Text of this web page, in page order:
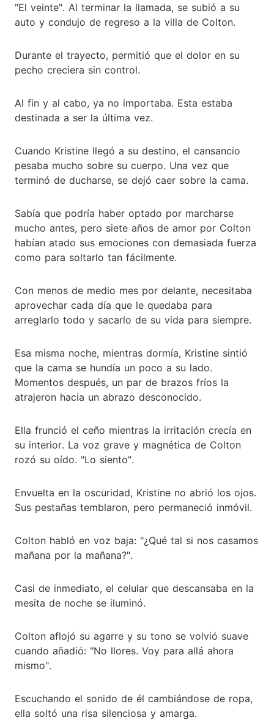
"El veinte". Al terminar la llamada, se subió a su
auto y condujo de regreso a la villa de Colton.
Durante el trayecto, permitió que el dolor en su
pecho creciera sin control.
Al fin y al cabo, ya no importaba. Esta estaba
destinada a ser la última vez.
Cuando Kristine llegó a su destino, el cansancio
pesaba mucho sobre su cuerpo. Una vez que
terminó de ducharse, se dejó caer sobre la cama.
Sabía que podría haber optado por marcharse
mucho antes, pero siete años de amor por Colton
habían atado sus emociones con demasiada fuerza
como para soltarlo tan fácilmente.
Con menos de medio mes por delante, necesitaba
aprovechar cada día que le quedaba para
arreglarlo todo y sacarlo de su vida para siempre.
Esa misma noche, mientras dormía, Kristine sintió
que la cama se hundía un poco a su lado.
Momentos después, un par de brazos fríos la
atrajeron hacia un abrazo desconocido.
Ella frunció el ceño mientras la irritación crecía en
su interior. La voz grave y magnética de Colton
rozó su oído. "Lo siento".
Envuelta en la oscuridad, Kristine no abrió los ojos.
Sus pestañas temblaron, pero permaneció inmóvil.
Colton habló en voz baja: "¿Qué tal si nos casamos
mañana por la mañana?".
Casi de inmediato, el celular que descansaba en la
mesita de noche se iluminó.
Colton aflojó su agarre y su tono se volvió suave
cuando añadió: "No llores. Voy para allá ahora
mismo".
Escuchando el sonido de él cambiándose de ropa,
ella soltó una risa silenciosa y amarga.